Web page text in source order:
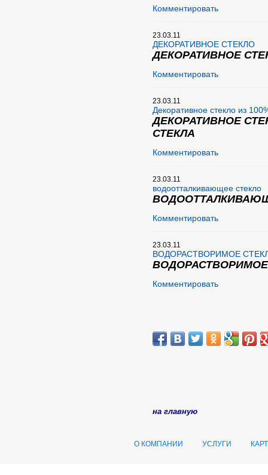
Комментировать
23.03.11
ДЕКОРАТИВНОЕ СТЕКЛО
ДЕКОРАТИВНОЕ
Комментировать
23.03.11
Декоративное стекло из
ДЕКОРАТИВНОЕ
СТЕКЛА
Комментировать
23.03.11
водоотталкивающее стекло
Комментировать
23.03.11
ВОДОРАСТВОРИМОЕ
Комментировать
на главную
О КОМПАНИИ УСЛУГИ